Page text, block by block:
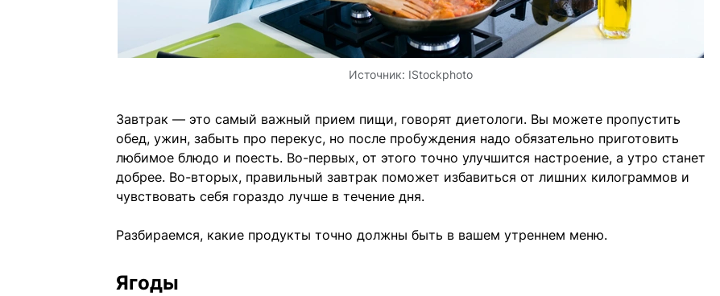
Источник: IStockphoto
Завтрак — это самый важный прием пищи, говорят диетологи. Вы можете пропустить
обед, ужин, забыть про перекус, но после пробуждения надо обязательно приготовить
любимое блюдо и поесть. Во-первых, от этого точно улучшится настроение, а утро станет
добрее. Во-вторых, правильный завтрак поможет избавиться от лишних килограммов и
чувствовать себя гораздо лучше в течение дня.
Разбираемся, какие продукты точно должны быть в вашем утреннем меню.
Ягоды